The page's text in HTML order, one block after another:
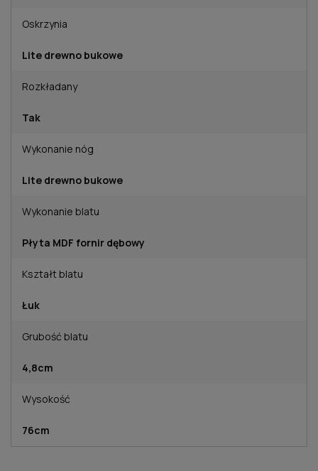
Oskrzynia
Lite drewno bukowe
Rozkładany
Tak
Wykonanie nóg
Lite drewno bukowe
Wykonanie blatu
Płyta MDF fornir dębowy
Kształt blatu
Łuk
Grubość blatu
4,8cm
Wysokość
76cm